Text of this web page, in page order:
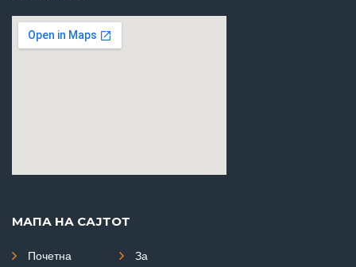
МАПА НА САЈТОТ
Почетна
За